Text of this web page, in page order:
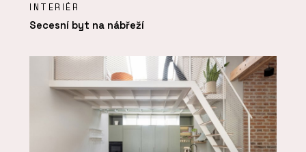
INTERIÉR
Secesní byt na nábřeží